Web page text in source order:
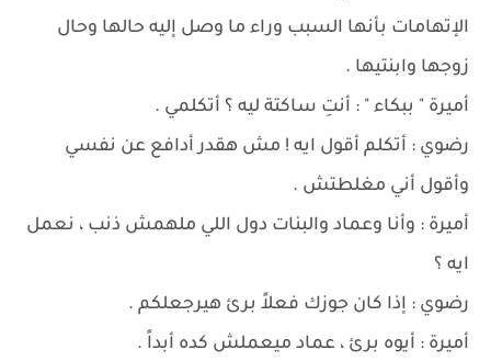
الإتهامات بأنها السبب وراء ما وصل إليه حالها وحال
زوجها وابنتيها .
أميرة " ببكاء " : أنتِ ساكتة ليه ؟ أتكلمي .
رضوي : أتكلم أقول ايه ! مش هقدر أدافع عن نفسي
وأقول أني مغلطتش .
أميرة : وأنا وعماد والبنات دول اللي ملهمش ذنب ، نعمل
ايه ؟
رضوي : إذا كان جوزك فعلاً برئ هيرجعلكم .
أميرة : أيوه برئ ، عماد ميعملش كده أبداً .